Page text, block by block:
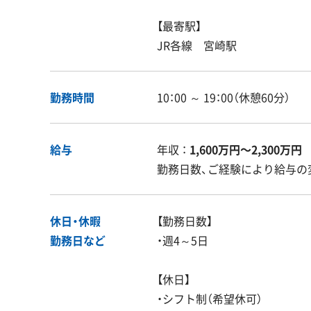
【最寄駅】
JR各線 宮崎駅
勤務時間 10：00 ～ 19：00（休憩60分）
給与 年収 ： 1,600万円〜2,300万円
勤務日数、ご経験により給与
休日・休暇
勤務日など
【勤務日数】
・週4～5日
【休日】
・シフト制（希望休可）